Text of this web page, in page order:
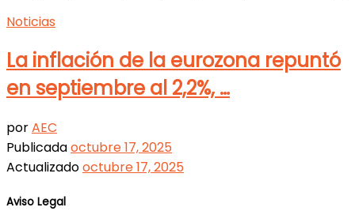
Noticias
La inflación de la eurozona repuntó
en septiembre al 2,2%, …
porAEC
Publicadaoctubre 17, 2025
Actualizadooctubre 17, 2025
Aviso Legal